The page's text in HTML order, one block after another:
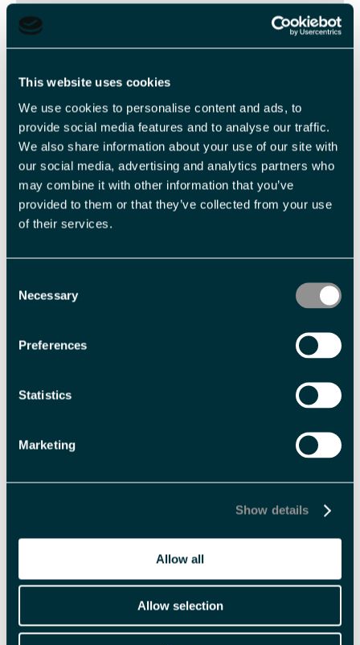
This website uses cookies
We use cookies to personalise content and ads, to
provide social media features and to analyse our traffic.
We also share information about your use of our site with
our social media, advertising and analytics partners who
may combine it with other information that you’ve
provided to them or that they’ve collected from your use
of their services.
Selection
Necessary
Preferences
Statistics
Marketing
Show details
Allow all
Allow selection
Voksen
Med forbehold om prisendringer.
Fasiliteter
Aktiviteter
brevandring fjellvandring
Aldersgrense
Kredittkort
1 dag 6 timer